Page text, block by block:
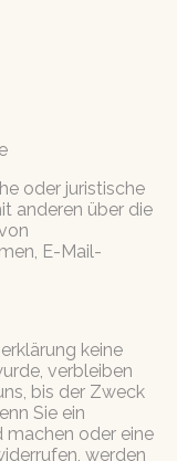
oder juristische
anderen über die
E-Mail-
keine
verbleiben
bis der Zweck
Sie ein
oder eine
werden